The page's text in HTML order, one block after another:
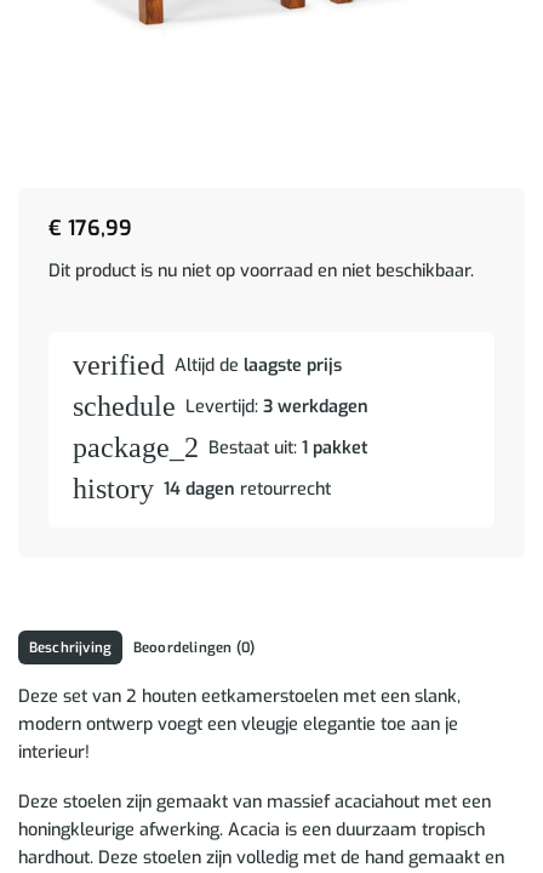
€ 176,99
Dit product is nu niet op voorraad en niet beschikbaar.
verified Altijd de laagste prijs
schedule Levertijd: 3 werkdagen
package_2 Bestaat uit: 1 pakket
history 14 dagen retourrecht
Beschrijving Beoordelingen (0)
Deze set van 2 houten eetkamerstoelen met een slank,
modern ontwerp voegt een vleugje elegantie toe aan je
interieur!
Deze stoelen zijn gemaakt van massief acaciahout met een
honingkleurige afwerking. Acacia is een duurzaam tropisch
hardhout. Deze stoelen zijn volledig met de hand gemaakt en